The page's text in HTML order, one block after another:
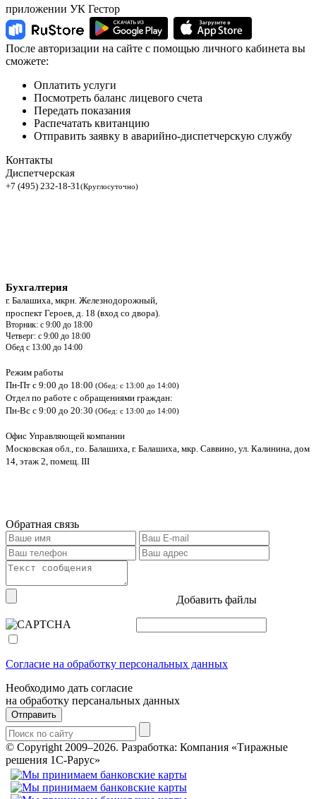
приложении УК Гестор
После авторизации на сайте с помощью личного кабинета вы
сможете:
Оплатить услуги
Посмотреть баланс лицевого счета
Передать показания
Распечатать квитанцию
Отправить заявку в аварийно-диспетчерскую службу
Контакты
Диспетчерская
+7 (495) 232-18-31(Круглосуточно)
Бухгалтерия
г. Балашиха, мкрн. Железнодорожный,
проспект Героев, д. 18 (вход со двора).
Вторник: с 9:00 до 18:00
Четверг: с 9:00 до 18:00
Обед с 13:00 до 14:00
Режим работы
Пн-Пт с 9:00 до 18:00 (Обед: с 13:00 до 14:00)
Отдел по работе с обращениями граждан:
Пн-Вс с 9:00 до 20:30 (Обед: с 13:00 до 14:00)
Офис Управляющей компании
Московская обл., г.о. Балашиха, г. Балашиха, мкр. Саввино, ул. Калинина, дом
14, этаж 2, помещ. III
Обратная связь
Добавить файлы
Согласие на обработку персональных данных
Необходимо дать согласие
на обработку персанальных данных
Отправить
© Copyright 2009–2026. Разработка: Компания «Тиражные
решения 1С-Рарус»